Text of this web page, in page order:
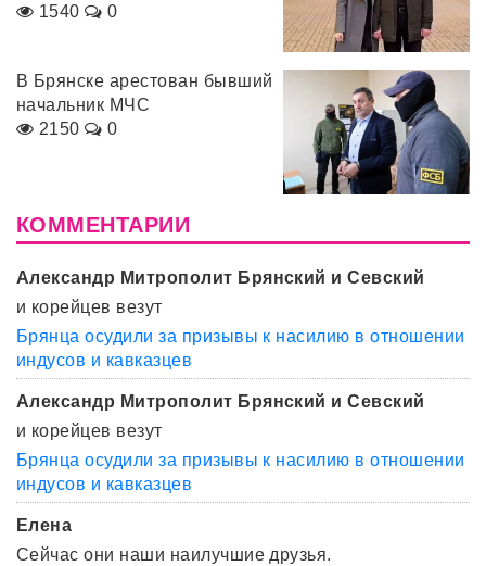
1540
0
В Брянске арестован бывший
начальник МЧС
2150
0
КОММЕНТАРИИ
Александр Митрополит Брянский и Севский
и корейцев везут
Брянца осудили за призывы к насилию в отношении
индусов и кавказцев
Александр Митрополит Брянский и Севский
и корейцев везут
Брянца осудили за призывы к насилию в отношении
индусов и кавказцев
Елена
Сейчас они наши наилучшие друзья.